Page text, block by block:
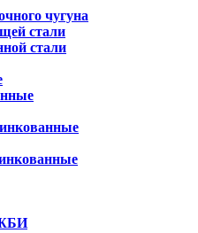
чугуна
стали
стали
ЖБИ